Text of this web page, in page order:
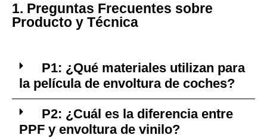
1. Preguntas Frecuentes sobre
Producto y Técnica
P1: ¿Qué materiales utilizan para
la película de envoltura de coches?
P2: ¿Cuál es la diferencia entre
PPF y envoltura de vinilo?